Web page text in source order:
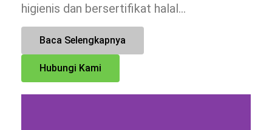
higienis dan bersertifikat halal…
Baca Selengkapnya
Hubungi Kami